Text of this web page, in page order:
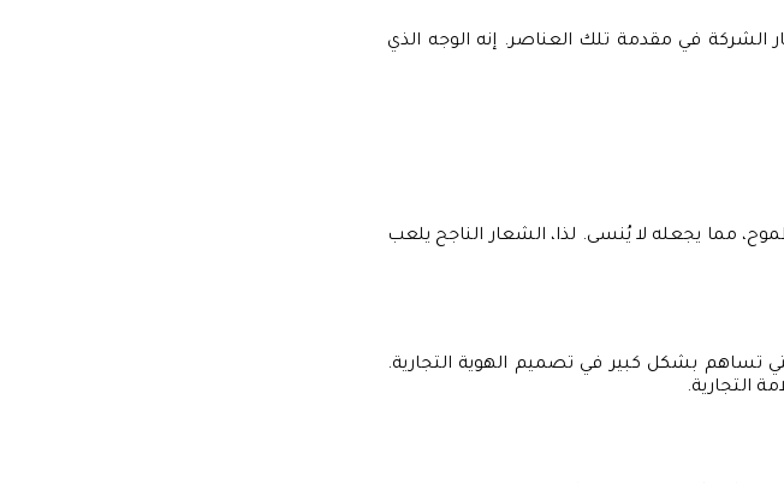
الشركة في مقدمة تلك العناصر. إنه الوجه الذي
مما يجعله لا يُنسى. لذا، الشعار الناجح يلعب
تساهم بشكل كبير في تصميم الهوية التجارية.
التجارية.